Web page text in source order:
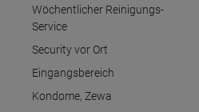
Wöchentlicher Reinigungs-
Service
Security vor Ort
Eingangsbereich
Kondome, Zewa